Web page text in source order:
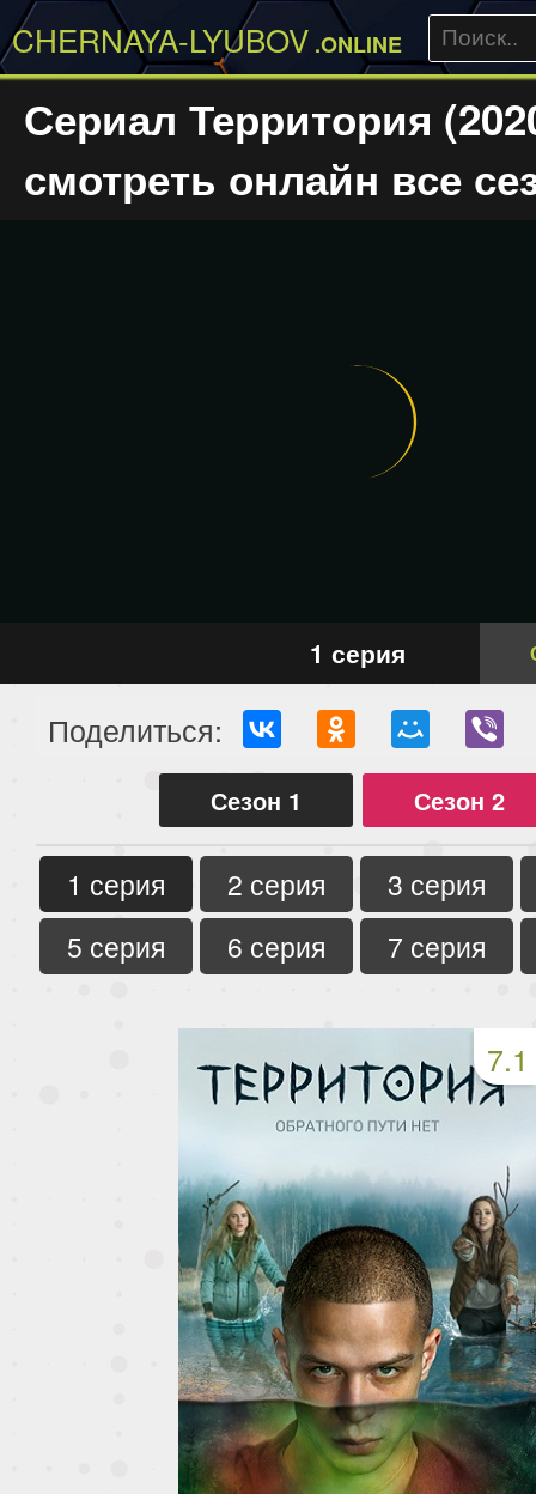
CHERNAYA-LYUBOV .ONLINE
Сериал Территория
смотреть онлайн все
1 серия
Поделиться:
Сезон 1 Сезон 2
1 серия 2 серия
3 серия
5 серия
6 серия 7 серия
7.1